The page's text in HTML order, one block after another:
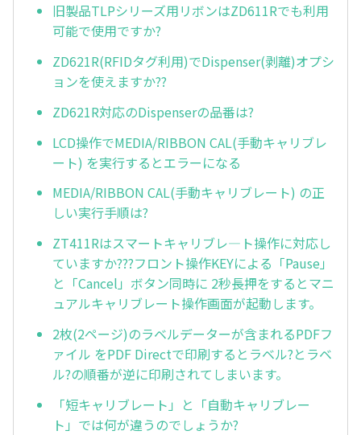
旧製品TLPシリーズ用リボンはZD611Rでも利用
可能で使用ですか?
ZD621R(RFIDタグ利用)でDispenser(剥離)オプシ
ョンを使えますか??
ZD621R対応のDispenserの品番は?
LCD操作でMEDIA/RIBBON CAL(手動キャリブレ
ート) を実行するとエラーになる
MEDIA/RIBBON CAL(手動キャリブレート) の正
しい実行手順は?
ZT411Rはスマートキャリブレ—ト操作に対応し
ていますか???フロント操作KEYによる「Pause」
と「Cancel」ボタン同時に 2秒長押をするとマニ
ュアルキャリブレート操作画面が起動します。
2枚(2ページ)のラベルデーターが含まれるPDFフ
ァイル をPDF Directで印刷するとラベル?とラベ
ル?の順番が逆に印刷されてしまいます。
「短キャリブレート」と「自動キャリブレー
ト」では何が違うのでしょうか?